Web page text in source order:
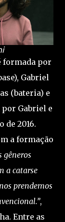
formada por
Gabriel
(bateria) e
Gabriel e
de 2016.
a formação
gêneros
a catarse
prendemos
,
Entre as